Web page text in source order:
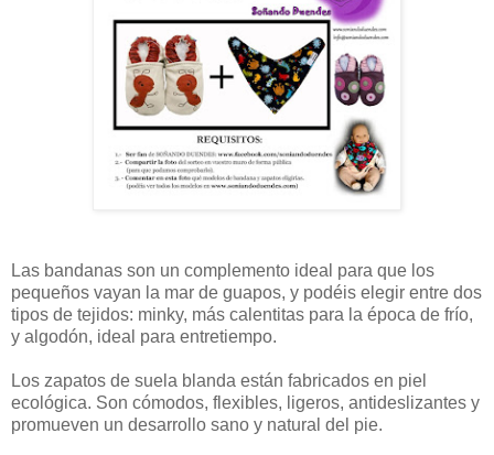
Las bandanas son un complemento ideal para que los
pequeños vayan la mar de guapos, y podéis elegir entre dos
tipos de tejidos: minky, más calentitas para la época de frío,
y algodón, ideal para entretiempo.
Los zapatos de suela blanda están fabricados en piel
ecológica. Son cómodos, flexibles, ligeros, antideslizantes y
promueven un desarrollo sano y natural del pie.